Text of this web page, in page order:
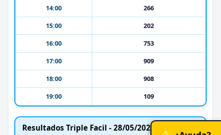
14:00
266
15:00
202
16:00
753
17:00
909
18:00
908
19:00
109
Resultados Triple Facil - 28/05/2025